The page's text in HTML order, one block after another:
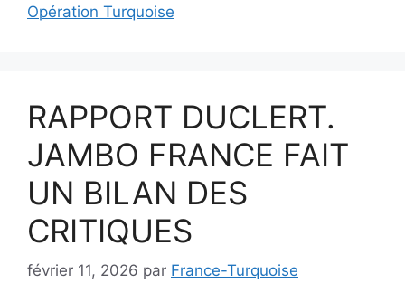
Opération Turquoise
RAPPORT DUCLERT.
JAMBO FRANCE FAIT
UN BILAN DES
CRITIQUES
février 11, 2026 par France-Turquoise